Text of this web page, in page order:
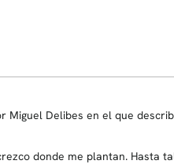
Miguel Delibes en el que
donde me plantan. Hasta